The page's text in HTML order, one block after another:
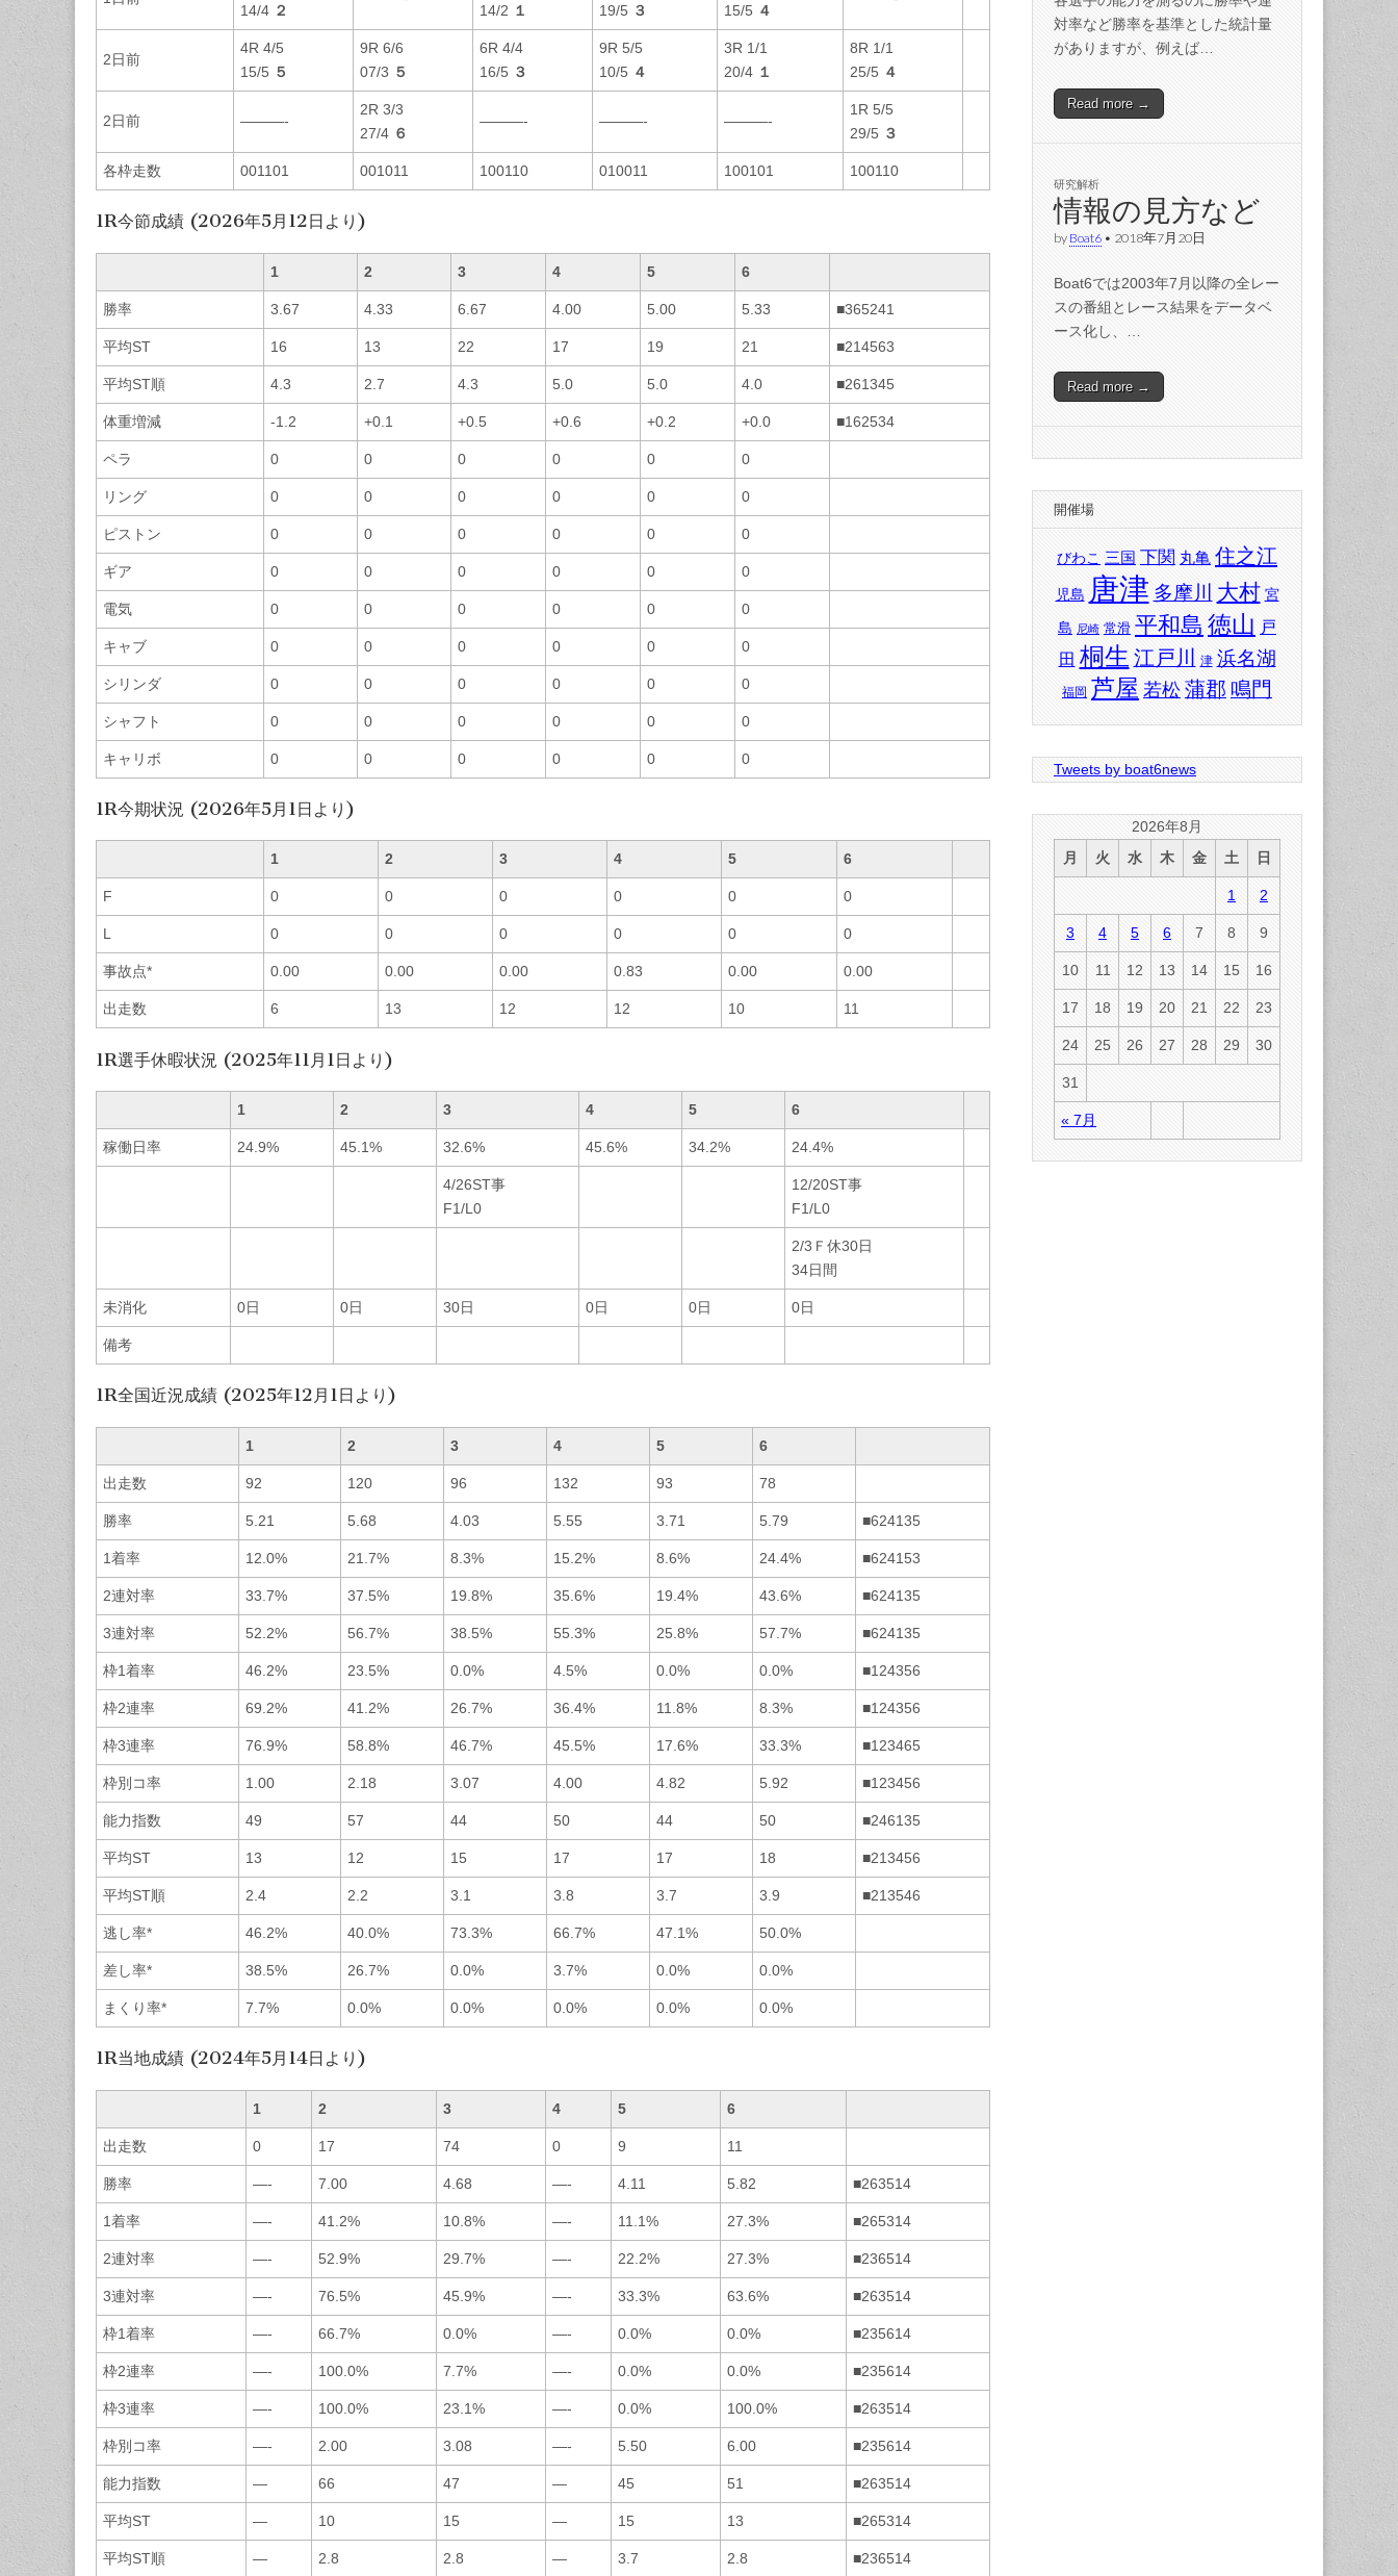
14/4 ２
14/2 １
19/5 ３
15/5 ４
2日前
4R 4/5
15/5 ５
9R 6/6
07/3 ５
6R 4/4
16/5 ３
9R 5/5
10/5 ４
3R 1/1
20/4 １
8R 1/1
25/5 ４
2日前 ———-
2R 3/3
27/4 ６
———- ———- ———-
1R 5/5
29/5 ３
各枠走数 001101 001011 100110 010011 100101 100110
1R今節成績 (2026年5月12日より)
1 2 3 4 5 6
勝率 3.67 4.33 6.67 4.00 5.00 5.33 ■365241
平均ST 16 13 22 17 19 21 ■214563
平均ST順 4.3 2.7 4.3 5.0 5.0 4.0 ■261345
体重増減 -1.2 +0.1 +0.5 +0.6 +0.2 +0.0 ■162534
ペラ 0 0 0 0 0 0
リング 0 0 0 0 0 0
ピストン 0 0 0 0 0 0
ギア 0 0 0 0 0 0
電気 0 0 0 0 0 0
キャブ 0 0 0 0 0 0
シリンダ 0 0 0 0 0 0
シャフト 0 0 0 0 0 0
キャリボ 0 0 0 0 0 0
1R今期状況 (2026年5月1日より)
1 2 3 4 5 6
F 0 0 0 0 0 0
L 0 0 0 0 0 0
事故点* 0.00 0.00 0.00 0.83 0.00 0.00
出走数 6 13 12 12 10 11
1R選手休暇状況 (2025年11月1日より)
1 2 3 4 5 6
稼働日率 24.9% 45.1% 32.6% 45.6% 34.2% 24.4%
4/26ST事
F1/L0
12/20ST事
F1/L0
2/3Ｆ休30日
34日間
未消化 0日 0日 30日 0日 0日 0日
備考
1R全国近況成績 (2025年12月1日より)
1 2 3 4 5 6
出走数 92 120 96 132 93 78
勝率 5.21 5.68 4.03 5.55 3.71 5.79 ■624135
1着率 12.0% 21.7% 8.3% 15.2% 8.6% 24.4% ■624153
2連対率 33.7% 37.5% 19.8% 35.6% 19.4% 43.6% ■624135
3連対率 52.2% 56.7% 38.5% 55.3% 25.8% 57.7% ■624135
枠1着率 46.2% 23.5% 0.0% 4.5% 0.0% 0.0% ■124356
枠2連率 69.2% 41.2% 26.7% 36.4% 11.8% 8.3% ■124356
枠3連率 76.9% 58.8% 46.7% 45.5% 17.6% 33.3% ■123465
枠別コ率 1.00 2.18 3.07 4.00 4.82 5.92 ■123456
能力指数 49 57 44 50 44 50 ■246135
平均ST 13 12 15 17 17 18 ■213456
平均ST順 2.4 2.2 3.1 3.8 3.7 3.9 ■213546
逃し率* 46.2% 40.0% 73.3% 66.7% 47.1% 50.0%
差し率* 38.5% 26.7% 0.0% 3.7% 0.0% 0.0%
まくり率* 7.7% 0.0% 0.0% 0.0% 0.0% 0.0%
1R当地成績 (2024年5月14日より)
1 2 3 4 5 6
出走数 0 17 74 0 9 11
勝率 —- 7.00 4.68 —- 4.11 5.82 ■263514
1着率 —- 41.2% 10.8% —- 11.1% 27.3% ■265314
2連対率 —- 52.9% 29.7% —- 22.2% 27.3% ■236514
3連対率 —- 76.5% 45.9% —- 33.3% 63.6% ■263514
枠1着率 —- 66.7% 0.0% —- 0.0% 0.0% ■235614
枠2連率 —- 100.0% 7.7% —- 0.0% 0.0% ■235614
枠3連率 —- 100.0% 23.1% —- 0.0% 100.0% ■263514
枠別コ率 —- 2.00 3.08 —- 5.50 6.00 ■235614
能力指数 — 66 47 — 45 51 ■263514
平均ST — 10 15 — 15 13 ■265314
平均ST順 — 2.8 2.8 — 3.7 2.8 ■236514
対率など勝率を基準とした統計量
がありますが、例えば…
Read more →
研究解析
情報の見方など
by Boat6 • 2018年7月20日
Boat6では2003年7月以降の全レー
スの番組とレース結果をデータベ
ース化し、…
Read more →
開催場
びわこ 三国 下関 丸亀 住之江
児島 唐津 多摩川 大村 宮
島 尼崎 常滑 平和島 徳山 戸
田 桐生 江戸川 津 浜名湖
福岡 芦屋 若松 蒲郡 鳴門
Tweets by boat6news
2026年8月
月
火 水 木 金 土 日
« 7月
1 2
3 4 5 6 7 8 9
10 11 12 13 14 15 16
17 18 19 20 21 22 23
24 25 26 27 28 29 30
31